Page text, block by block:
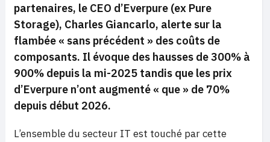
partenaires, le CEO d’Everpure (ex Pure
Storage), Charles Giancarlo, alerte sur la
flambée « sans précédent » des coûts de
composants. Il évoque des hausses de 300% à
900% depuis la mi-2025 tandis que les prix
d’Everpure n’ont augmenté « que » de 70%
depuis début 2026.
L’ensemble du secteur IT est touché par cette